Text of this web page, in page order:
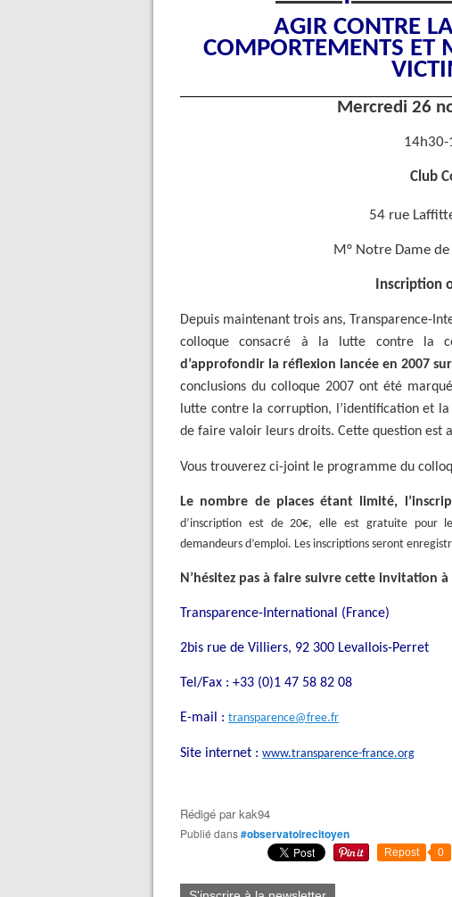
AGIR CONTRE
COMPORTEMENTS ET
Mercredi 26
14h30-
Club
54 rue
M° Notre Dame
Inscription
Depuis maintenant trois ans, Transparence-
colloque consacré à la lutte contre la
d’approfondir la réflexion lancée en 2007
conclusions du colloque 2007 ont été
lutte contre la corruption, l’identification et
de faire valoir leurs droits. Cette question est
Vous trouverez ci-joint le programme du
Le nombre de places étant limité,
d’inscription est de 20€, elle est gratuite pour
demandeurs d’emploi. Les inscriptions seront
N’hésitez pas à faire suivre cette invitation
Transparence-International (France)
2bis rue de Villiers, 92 300 Levallois-Perret
Tel/Fax : +33 (0)1 47 58 82 08
E-mail : transparence@free.fr
Site internet : www.transparence-france.org
Rédigé parkak94
Publié dans#observatoirecitoyen
Repost 0